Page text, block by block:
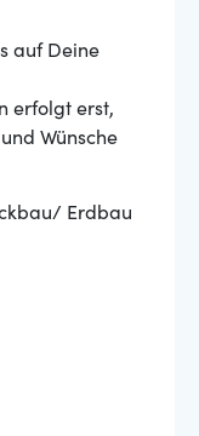
auf Deine
erfolgt erst,
Wünsche
Erdbau